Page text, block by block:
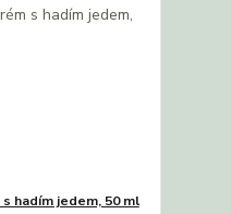
hadím jedem, 50 ml